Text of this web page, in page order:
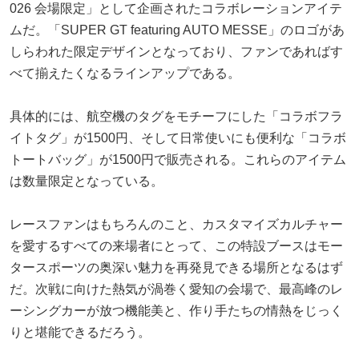
026 会場限定」として企画されたコラボレーションアイテ
ムだ。「SUPER GT featuring AUTO MESSE」のロゴがあ
しらわれた限定デザインとなっており、ファンであればす
べて揃えたくなるラインアップである。
具体的には、航空機のタグをモチーフにした「コラボフラ
イトタグ」が1500円、そして日常使いにも便利な「コラボ
トートバッグ」が1500円で販売される。これらのアイテム
は数量限定となっている。
レースファンはもちろんのこと、カスタマイズカルチャー
を愛するすべての来場者にとって、この特設ブースはモー
タースポーツの奥深い魅力を再発見できる場所となるはず
だ。次戦に向けた熱気が渦巻く愛知の会場で、最高峰のレ
ーシングカーが放つ機能美と、作り手たちの情熱をじっく
りと堪能できるだろう。